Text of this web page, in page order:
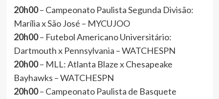
20h00– Campeonato Paulista Segunda Divisão:
Marília x São José – MYCUJOO
20h00– Futebol Americano Universitário:
Dartmouth x Pennsylvania – WATCHESPN
20h00– MLL: Atlanta Blaze x Chesapeake
Bayhawks – WATCHESPN
20h00– Campeonato Paulista de Basquete